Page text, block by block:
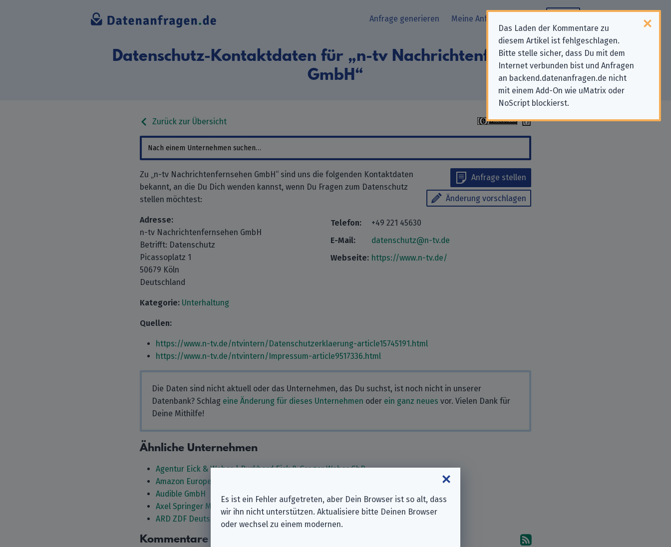
Das Laden der Kommentare zu
diesem Artikel ist fehlgeschlagen.
Bitte stelle sicher, dass Du mit dem
Internet verbunden bist und Anfragen
an backend.datenanfragen.de nicht
mit einem Add-On wie uMatrix oder
NoScript blockierst.
Anfrage generieren Meine Anfragen
Datenschutz-Kontaktdaten für „n-tv Nachrichtenfernsehen
GmbH“
Zurück zur Übersicht
Anfrage stellen
Änderung vorschlagen
Zu „n-tv Nachrichtenfernsehen GmbH“ sind uns die folgenden Kontaktdaten
bekannt, an die Du Dich wenden kannst, wenn Du Fragen zum Datenschutz
stellen möchtest:
Adresse:
n-tv Nachrichtenfernsehen GmbH
Betrifft: Datenschutz
Picassoplatz 1
50679 Köln
Deutschland
Telefon:
+49 221 45630
E-Mail:
datenschutz@n-tv.de
Webseite: https://www.n-tv.de/
Kategorie: Unterhaltung
Quellen:
https://www.n-tv.de/ntvintern/Datenschutzerklaerung-article15745191.html
https://www.n-tv.de/ntvintern/Impressum-article9517336.html
Die Daten sind nicht aktuell oder das Unternehmen, das Du suchst, ist noch nicht in unserer
Datenbank? Schlag eine Änderung für dieses Unternehmen oder ein ganz neues vor. Vielen Dank für
Deine Mithilfe!
Ähnliche Unternehmen
Agentur Eick & Weber | Burkhard Eick & Gregor Weber GbR
Amazon Europe Core SARL
Audible GmbH
Axel Springer Mediahouse Berlin GmbH
ARD ZDF Deutschlandradio Beitragsservice
Kommentare Abonniere die
Es ist ein Fehler aufgetreten, aber Dein Browser ist so alt, dass
wir ihn nicht unterstützen. Aktualisiere bitte Deinen Browser
oder wechsel zu einem modernen.